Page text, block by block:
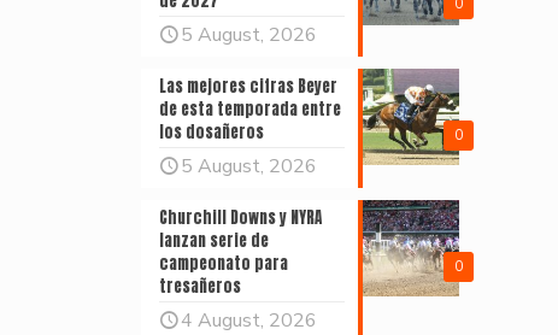
0
5 August, 2026
0
Las mejores cifras Beyer
de esta temporada entre
los dosañeros
5 August, 2026
0
Churchill Downs y NYRA
lanzan serie de
campeonato para
tresañeros
4 August, 2026